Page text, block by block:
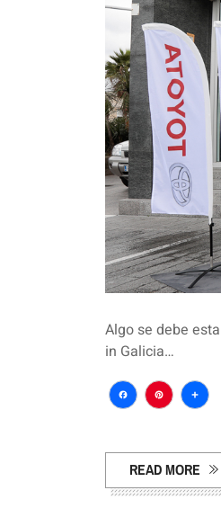
Algo se debe
in Galicia…
Facebook
READ MORE